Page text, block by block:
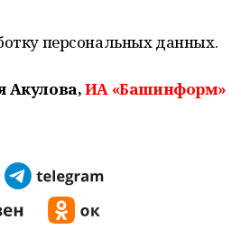
персональных данных.
Акулова,ИА «Башинформ»